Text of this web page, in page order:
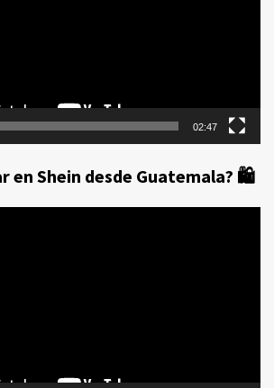
02:47
en Shein desde Guatemala? 🛍️